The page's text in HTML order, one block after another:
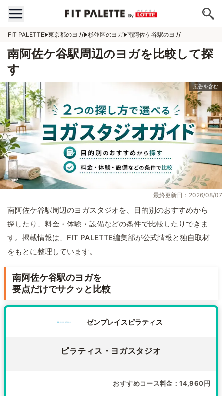
FIT PALETTE 東京都のヨガ 杉並区のヨガ 南阿佐ケ谷駅のヨガ
南阿佐ケ谷駅周辺のヨガを比較して探
す
最終更新日：2026/08/07
南阿佐ケ谷駅周辺のヨガスタジオを、目的別のおすすめから
探したり、料金・体験・設備などの条件で比較したりできま
す。掲載情報は、FIT PALETTE編集部が公式情報と独自取材
をもとに整理しています。
南阿佐ケ谷駅のヨガを
要点だけでサクッと比較
ゼンプレイスピラティス
ピラティス・ヨガスタジオ
おすすめコース料金 14,960円